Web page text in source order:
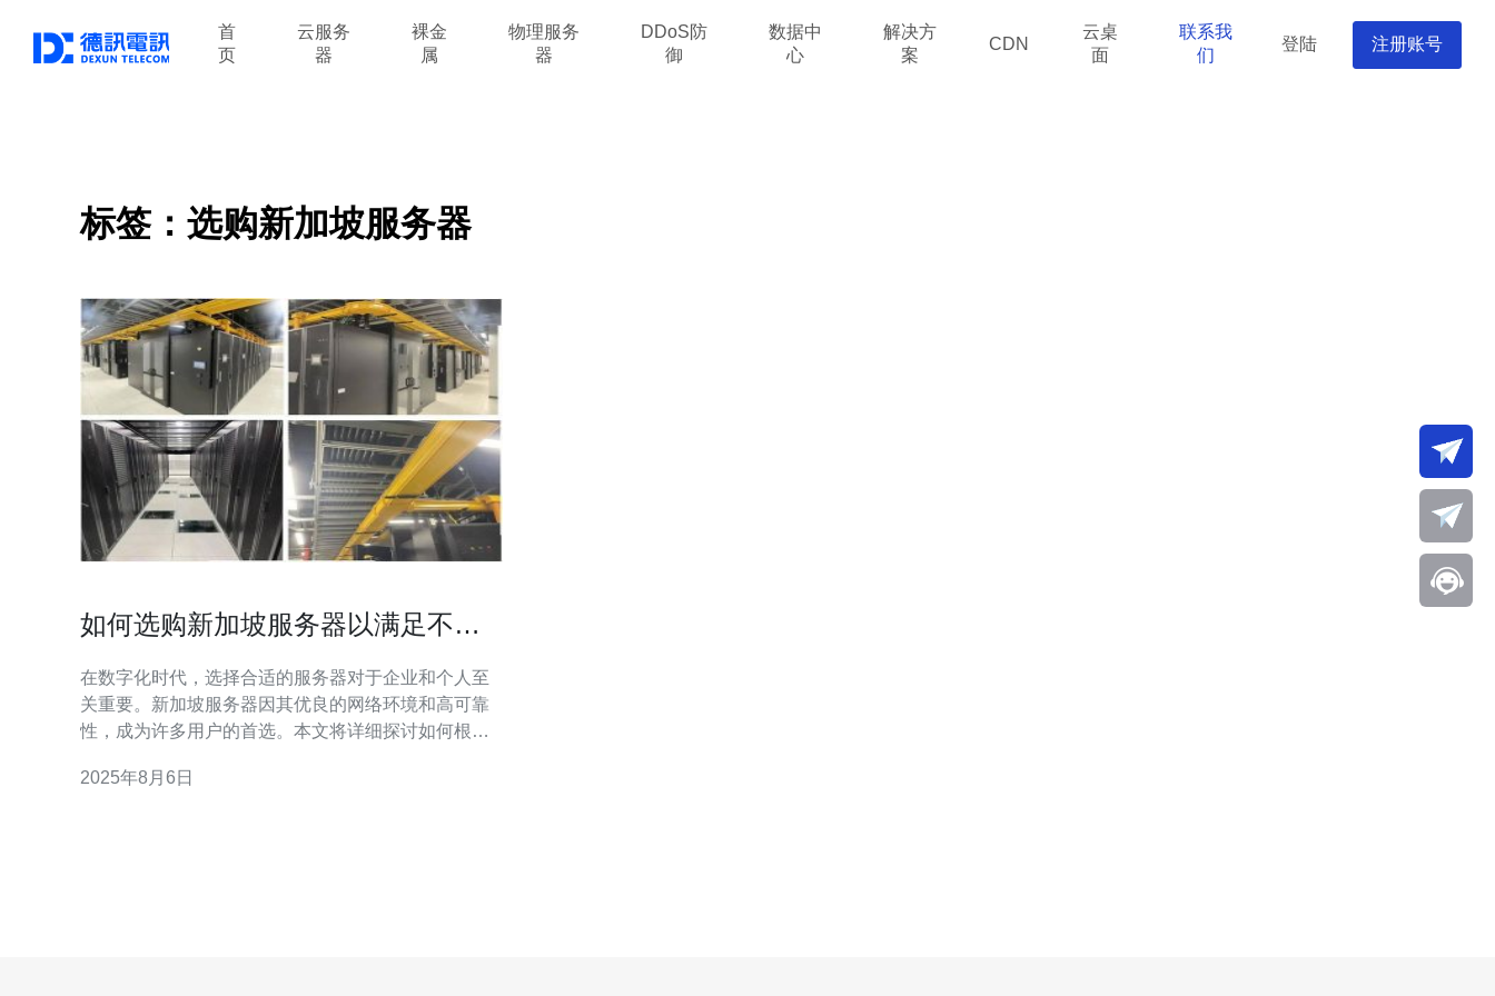
首
页
云服务
器
裸金
属
物理服务
器
DDoS防
御
数据中
心
解决方
案
CDN
云桌
面
联系我
们
登陆 注册账号
标签：选购新加坡服务器
如何选购新加坡服务器以满足不同
在数字化时代，选择合适的服务器对于企业和个人至
关重要。新加坡服务器因其优良的网络环境和高可靠
性，成为许多用户的首选。本文将详细探讨如何根据
的网站或应用程序高效运行。 为什么选择新加坡服务
2025年8月6日